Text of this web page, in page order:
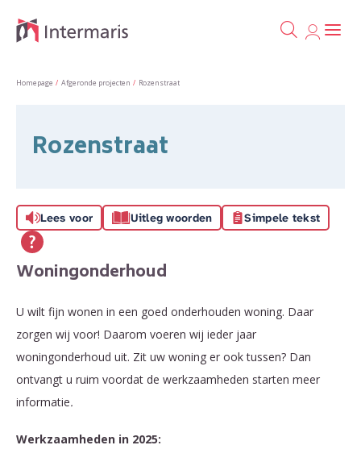
Naar de homepage Ga
Homepage Afgeronde projecten Rozenstraat
Rozenstraat
Lees voor Uitleg woorden Simpele tekst
Woningonderhoud
U wilt fijn wonen in een goed onderhouden woning. Daar
zorgen wij voor! Daarom voeren wij ieder jaar
woningonderhoud uit. Zit uw woning er ook tussen? Dan
ontvangt u ruim voordat de werkzaamheden starten meer
informatie.
Werkzaamheden in 2025: